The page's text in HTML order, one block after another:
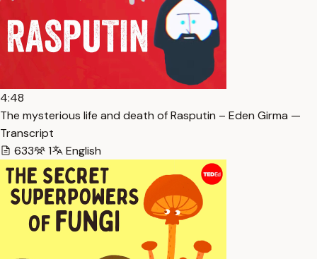
4:48
The mysterious life and death of Rasputin – Eden Girma —
Transcript
633
1 English